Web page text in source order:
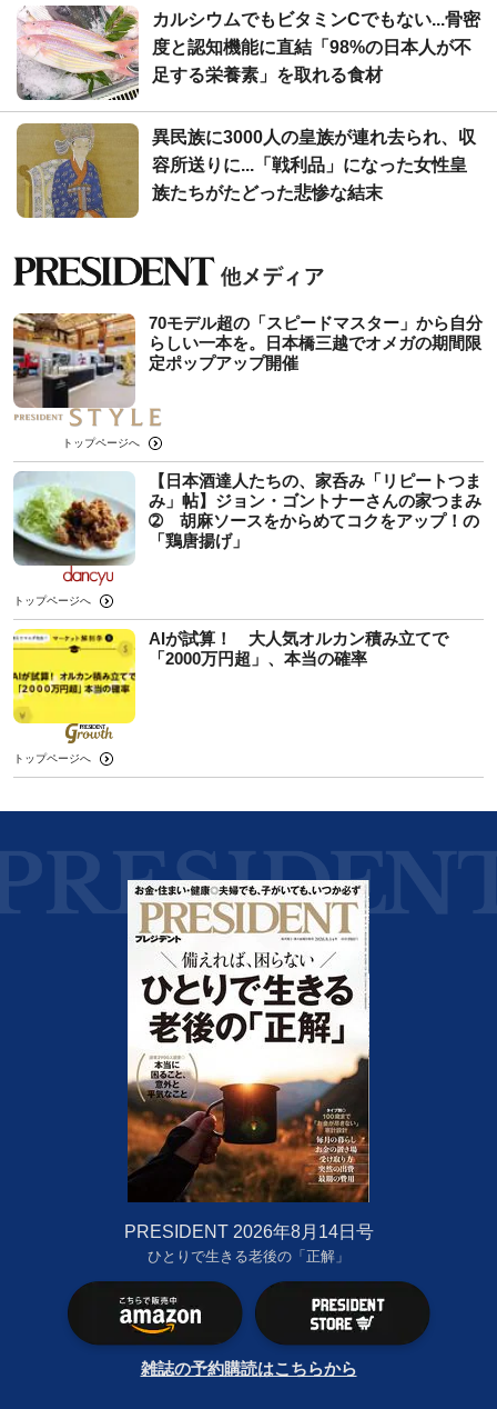
カルシウムでもビタミンCでもない...骨密
度と認知機能に直結「98%の日本人が不
足する栄養素」を取れる食材
異民族に3000人の皇族が連れ去られ、収
容所送りに...「戦利品」になった女性皇
族たちがたどった悲惨な結末
70モデル超の「スピードマスター」から自分
らしい一本を。日本橋三越でオメガの期間限
定ポップアップ開催
トップページへ
【日本酒達人たちの、家呑み「リピートつま
み」帖】ジョン・ゴントナーさんの家つまみ
➁ 胡麻ソースをからめてコクをアップ！の
「鶏唐揚げ」
トップページへ
AIが試算！ 大人気オルカン積み立てで
「2000万円超」、本当の確率
トップページへ
PRESIDENT 2026年8月14日号
ひとりで生きる老後の「正解」
雑誌の予約購読はこちらから